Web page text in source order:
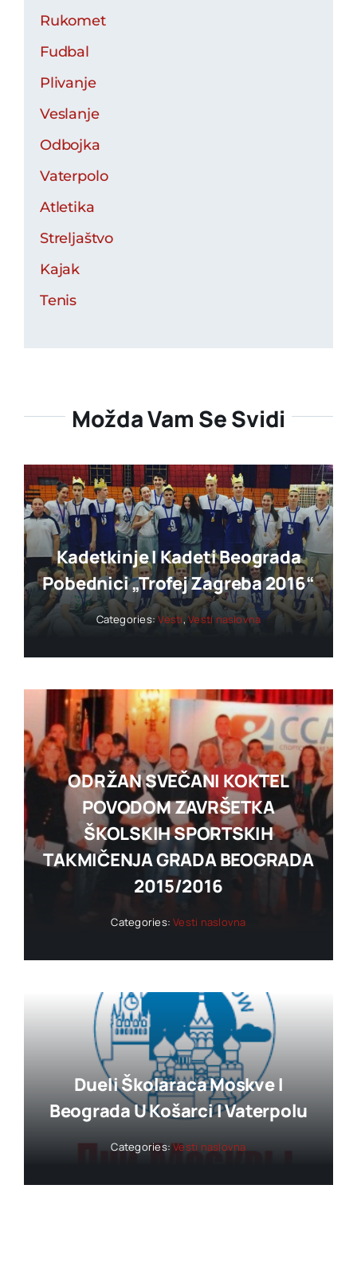
Rukomet
Fudbal
Plivanje
Veslanje
Odbojka
Vaterpolo
Atletika
Streljaštvo
Kajak
Tenis
Možda Vam Se Svidi
Kadetkinje I Kadeti Beograda
Pobednici „trofej Zagreba 2016“
Categories:Vesti,Vesti naslovna
ODRŽAN SVEČANI KOKTEL
POVODOM ZAVRŠETKA
ŠKOLSKIH SPORTSKIH
TAKMIČENJA GRADA BEOGRADA
2015/2016
Categories:Vesti naslovna
Dueli Školaraca Moskve I
Beograda U Košarci I Vaterpolu
Categories:Vesti naslovna